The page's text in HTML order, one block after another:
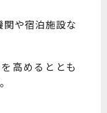
や宿泊施設な
高めるととも